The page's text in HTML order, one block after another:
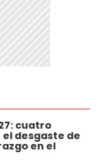
cuatro
desgaste de
en el